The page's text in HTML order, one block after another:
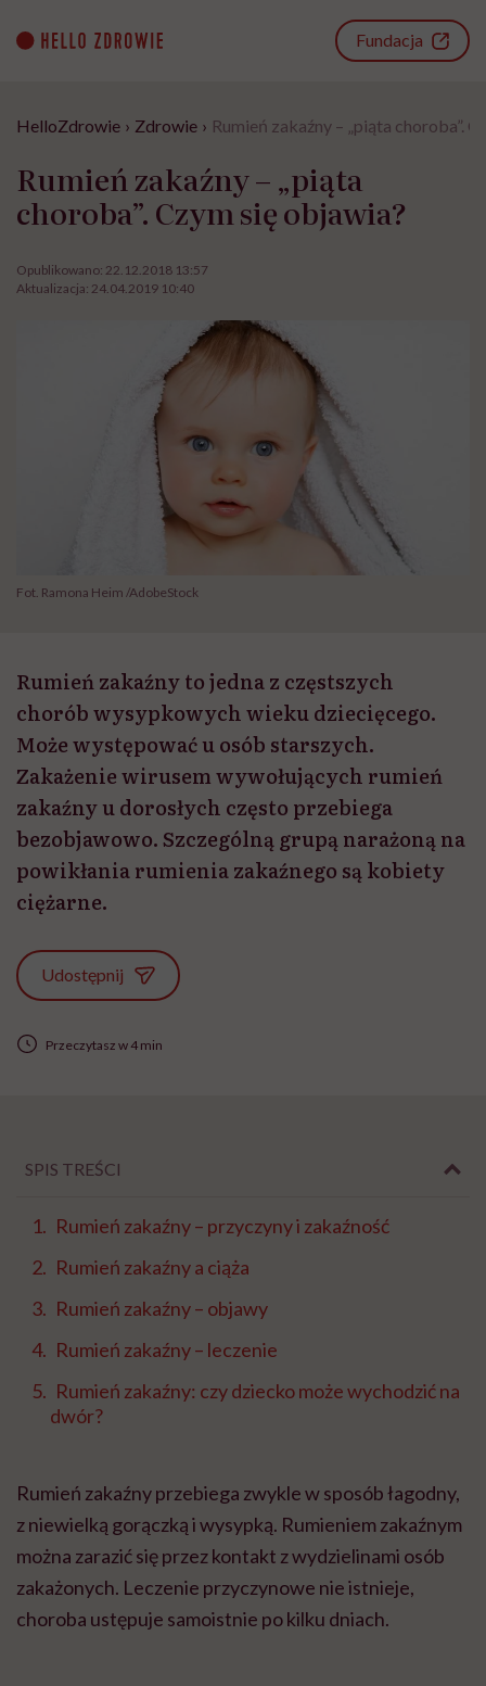
content
Fundacja
HelloZdrowie › Zdrowie › Rumień zakaźny – „piąta choroba”.
Rumień zakaźny – „piąta
choroba”. Czym się objawia?
Opublikowano: 22.12.2018 13:57
Aktualizacja: 24.04.2019 10:40
Fot. Ramona Heim /AdobeStock
Rumień zakaźny to jedna z częstszych
chorób wysypkowych wieku dziecięcego.
Może występować u osób starszych.
Zakażenie wirusem wywołujących rumień
zakaźny u dorosłych często przebiega
bezobjawowo. Szczególną grupą narażoną na
powikłania rumienia zakaźnego są kobiety
ciężarne.
Udostępnij
Przeczytasz w 4 min
SPIS TREŚCI
Rumień zakaźny – przyczyny i zakaźność
Rumień zakaźny a ciąża
Rumień zakaźny – objawy
Rumień zakaźny – leczenie
Rumień zakaźny: czy dziecko może wychodzić na
dwór?
Rumień zakaźny przebiega zwykle w sposób łagodny,
z niewielką gorączką i wysypką. Rumieniem zakaźnym
można zarazić się przez kontakt z wydzielinami osób
zakażonych. Leczenie przyczynowe nie istnieje,
choroba ustępuje samoistnie po kilku dniach.